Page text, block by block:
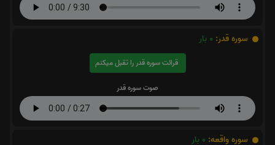
سوره قدر: 0 بار
قرائت سوره قدر را تقبل میکنم
صوت سوره قدر
سوره واقعه: 0 بار